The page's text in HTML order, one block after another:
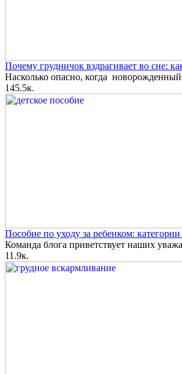
Почему грудничок вздрагивает во сне:
Насколько опасно, когда новорожденный
145.5к.
Пособие по уходу за ребенком:
Команда блога приветствует наших
11.9к.